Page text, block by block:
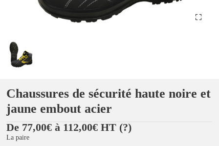
Chaussures de sécurité haute noire et
jaune embout acier
De 77,00€ à 112,00€ HT (?)
La paire